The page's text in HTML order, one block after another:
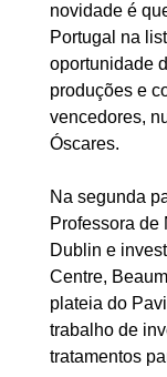
novidade é
Portugal na
oportunidade
produções e
vencedores,
Óscares.
Na segunda
Professora
Dublin e
Centre,
plateia do
trabalho de
tratamentos